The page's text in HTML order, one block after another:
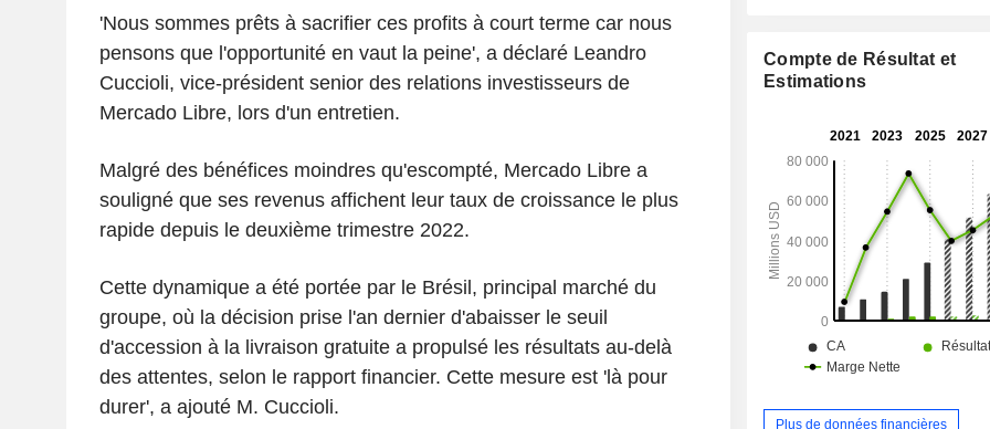
'Nous sommes prêts à sacrifier ces profits à court terme car nous
pensons que l'opportunité en vaut la peine', a déclaré Leandro
Cuccioli, vice-président senior des relations investisseurs de
Mercado Libre, lors d'un entretien.
Malgré des bénéfices moindres qu'escompté, Mercado Libre a
souligné que ses revenus affichent leur taux de croissance le plus
rapide depuis le deuxième trimestre 2022.
Cette dynamique a été portée par le Brésil, principal marché du
groupe, où la décision prise l'an dernier d'abaisser le seuil
d'accession à la livraison gratuite a propulsé les résultats au-delà
des attentes, selon le rapport financier. Cette mesure est 'là pour
durer', a ajouté M. Cuccioli.
ligne, prestations de services de
répartition géographique du CA est la
Compte de Résultat et
Estimations
Plus de données financières